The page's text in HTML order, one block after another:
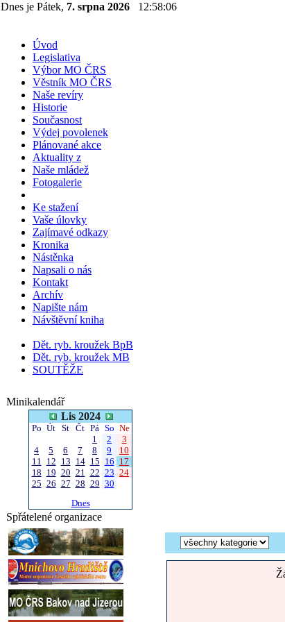
Dnes je Pátek, 7. srpna 2026 12:58:06
Úvod
Legislativa
Výbor MO ČRS
Věstník MO ČRS
Naše revíry
Historie
Současnost
Výdej povolenek
Plánované akce
Aktuality z
Naše mládež
Fotogalerie
Ke stažení
Vaše úlovky
Zajímavé odkazy
Kronika
Nástěnka
Napsali o nás
Kontakt
Archív
Napište nám
Návštěvní kniha
Dět. ryb. kroužek BpB
Dět. ryb. kroužek MB
SOUTĚŽE
Minikalendář
Lis 2024
Po Út St Čt Pá So Ne
1
2
3
4
5 6 7 8 9
10
11 12 13 14 15 16 17
18 19 20 21 22 23 24
25 26 27 28 29 30
Dnes
Spřátelené organizace